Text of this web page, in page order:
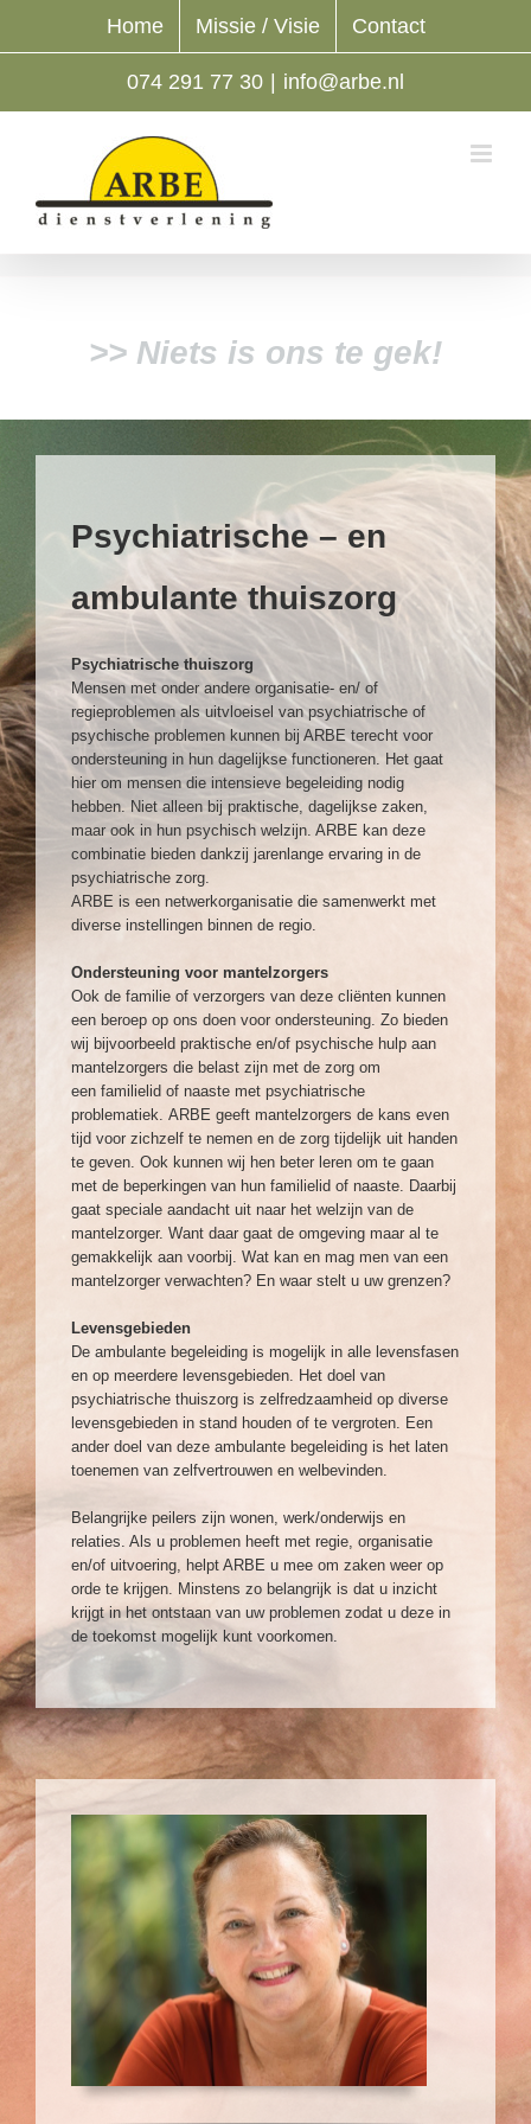
inhoud
Home Missie / Visie Contact
074 291 77 30 | info@arbe.nl
>> Niets is ons te gek!
Psychiatrische – en
ambulante thuiszorg
Psychiatrische thuiszorg
Mensen met onder andere organisatie- en/ of
regieproblemen als uitvloeisel van psychiatrische of
psychische problemen kunnen bij ARBE terecht voor
ondersteuning in hun dagelijkse functioneren. Het gaat
hier om mensen die intensieve begeleiding nodig
hebben. Niet alleen bij praktische, dagelijkse zaken,
maar ook in hun psychisch welzijn. ARBE kan deze
combinatie bieden dankzij jarenlange ervaring in de
psychiatrische zorg.
ARBE is een netwerkorganisatie die samenwerkt met
diverse instellingen binnen de regio.
Ondersteuning voor mantelzorgers
Ook de familie of verzorgers van deze cliënten kunnen
een beroep op ons doen voor ondersteuning. Zo bieden
wij bijvoorbeeld praktische en/of psychische hulp aan
mantelzorgers die belast zijn met de zorg om
een familielid of naaste met psychiatrische
problematiek. ARBE geeft mantelzorgers de kans even
tijd voor zichzelf te nemen en de zorg tijdelijk uit handen
te geven. Ook kunnen wij hen beter leren om te gaan
met de beperkingen van hun familielid of naaste. Daarbij
gaat speciale aandacht uit naar het welzijn van de
mantelzorger. Want daar gaat de omgeving maar al te
gemakkelijk aan voorbij. Wat kan en mag men van een
mantelzorger verwachten? En waar stelt u uw grenzen?
Levensgebieden
De ambulante begeleiding is mogelijk in alle levensfasen
en op meerdere levensgebieden. Het doel van
psychiatrische thuiszorg is zelfredzaamheid op diverse
levensgebieden in stand houden of te vergroten. Een
ander doel van deze ambulante begeleiding is het laten
toenemen van zelfvertrouwen en welbevinden.
Belangrijke peilers zijn wonen, werk/onderwijs en
relaties. Als u problemen heeft met regie, organisatie
en/of uitvoering, helpt ARBE u mee om zaken weer op
orde te krijgen. Minstens zo belangrijk is dat u inzicht
krijgt in het ontstaan van uw problemen zodat u deze in
de toekomst mogelijk kunt voorkomen.